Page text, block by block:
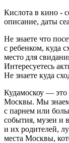
Кислота в кино -
описание, даты
Не знаете что
с ребенком, куда
место для
Интересуетесь
Не знаете куда
Кудамоскоу —
Москвы. Мы знаем
с парнем или
события, музеи и
и их родителей,
места Москвы,